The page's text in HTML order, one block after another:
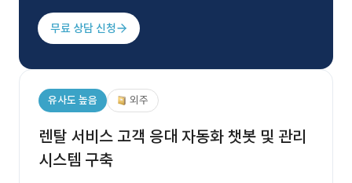
무료 상담 신청
유사도 높음 외주
렌탈 서비스 고객 응대 자동화 챗봇 및 관리
시스템 구축